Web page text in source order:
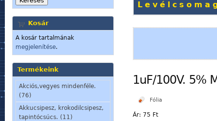
Kosár
A kosár tartalmának
megjelenítése.
Termékeink
Akciós,vegyes mindenféle.
(76)
Akkucsipesz, krokodilcsipesz,
tapintócsúcs. (11)
1uF/100V. 5%
Fólia
Ár: 75 Ft